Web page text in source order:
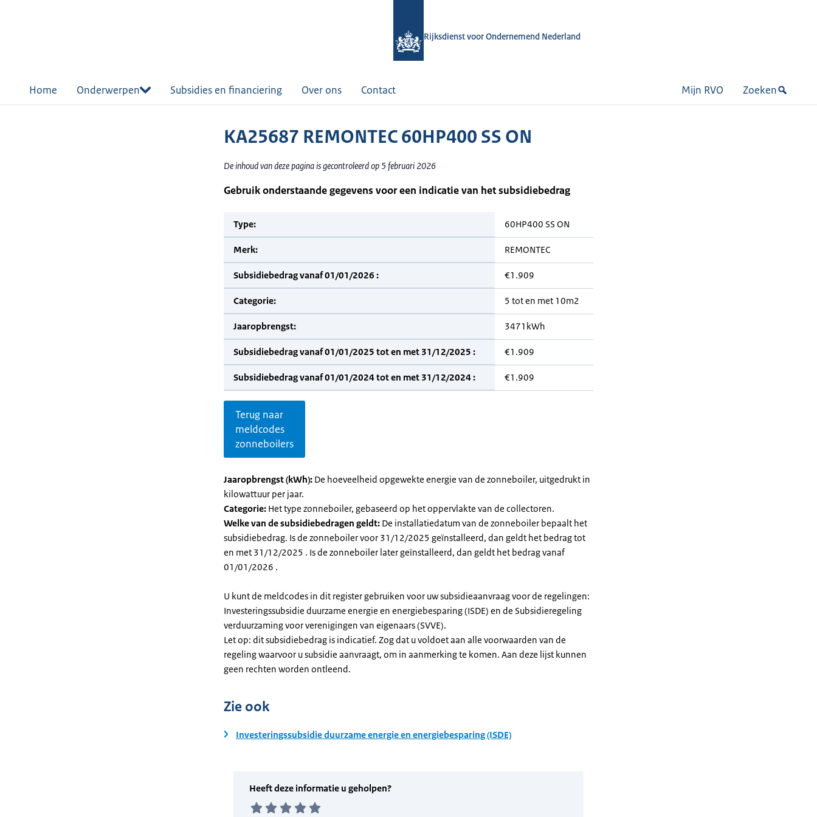
Rijksdienst voor Ondernemend Nederland
Home Onderwerpen Subsidies en financiering Over ons Contact Mijn RVO Zoeken
KA25687 REMONTEC 60HP400 SS ON
De inhoud van deze pagina is gecontroleerd op 5 februari 2026
Gebruik onderstaande gegevens voor een indicatie van het subsidiebedrag
Type: 60HP400 SS ON
Merk: REMONTEC
Subsidiebedrag vanaf 01/01/2026 : €1.909
Categorie: 5 tot en met 10m2
Jaaropbrengst: 3471kWh
Subsidiebedrag vanaf 01/01/2025 tot en met 31/12/2025 : €1.909
Subsidiebedrag vanaf 01/01/2024 tot en met 31/12/2024 : €1.909
Terug naar
meldcodes
zonneboilers
Jaaropbrengst (kWh): De hoeveelheid opgewekte energie van de zonneboiler, uitgedrukt in
kilowattuur per jaar.
Categorie: Het type zonneboiler, gebaseerd op het oppervlakte van de collectoren.
Welke van de subsidiebedragen geldt: De installatiedatum van de zonneboiler bepaalt het
subsidiebedrag. Is de zonneboiler voor 31/12/2025 geïnstalleerd, dan geldt het bedrag tot
en met 31/12/2025 . Is de zonneboiler later geïnstalleerd, dan geldt het bedrag vanaf
01/01/2026 .
U kunt de meldcodes in dit register gebruiken voor uw subsidieaanvraag voor de regelingen:
Investeringssubsidie duurzame energie en energiebesparing (ISDE) en de Subsidieregeling
verduurzaming voor verenigingen van eigenaars (SVVE).
Let op: dit subsidiebedrag is indicatief. Zog dat u voldoet aan alle voorwaarden van de
regeling waarvoor u subsidie aanvraagt, om in aanmerking te komen. Aan deze lijst kunnen
geen rechten worden ontleend.
Zie ook
Investeringssubsidie duurzame energie en energiebesparing (ISDE)